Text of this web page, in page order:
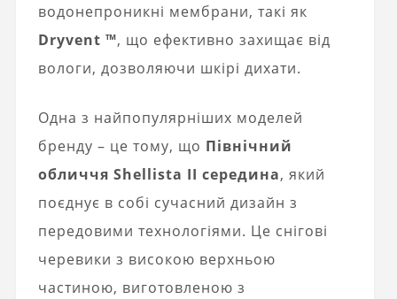
водонепроникні мембрани, такі як
Dryvent ™, що ефективно захищає від
вологи, дозволяючи шкірі дихати.
Одна з найпопулярніших моделей
бренду – це тому, що Північний
обличчя Shellista II середина, який
поєднує в собі сучасний дизайн з
передовими технологіями. Це снігові
черевики з високою верхньою
частиною, виготовленою з